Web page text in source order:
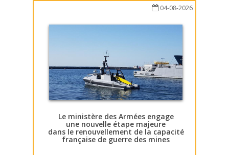
04-08-2026
Le ministère des Armées engage
une nouvelle étape majeure
dans le renouvellement de la capacité
française de guerre des mines